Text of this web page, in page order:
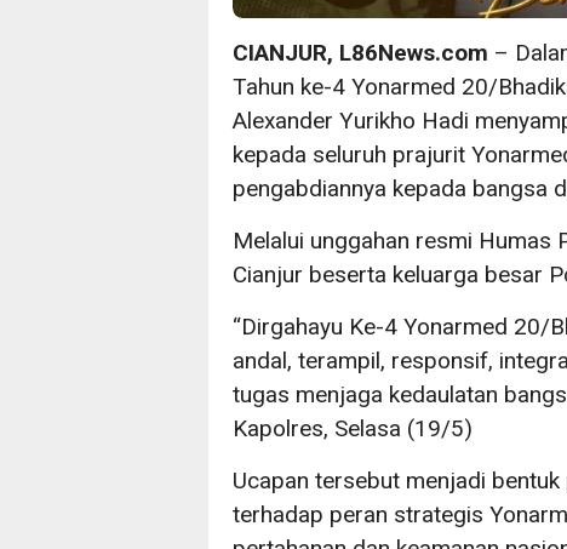
CIANJUR, L86News.com –
Tahun ke-4 Yonarmed 20/
Alexander Yurikho Hadi
kepada seluruh prajurit
pengabdiannya kepada bangsa
Melalui unggahan resmi Humas
Cianjur beserta keluarga besar
“Dirgahayu Ke-4 Yonarmed 20/
andal, terampil, responsif,
tugas menjaga kedaulatan
Kapolres, Selasa (19/5)
Ucapan tersebut menjadi
terhadap peran strategis